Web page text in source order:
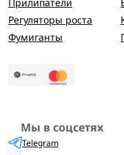
Регуляторы роста
Фумиганты
Мы в соцсетях
Telegram